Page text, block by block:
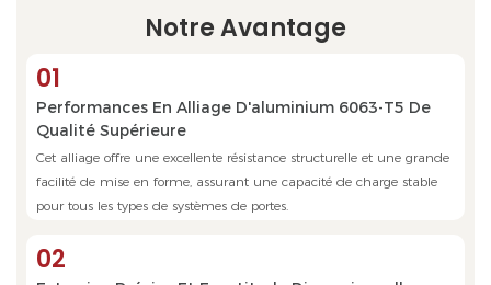
Notre Avantage
01
Performances En Alliage D'aluminium 6063-T5 De
Qualité Supérieure
Cet alliage offre une excellente résistance structurelle et une grande
facilité de mise en forme, assurant une capacité de charge stable
pour tous les types de systèmes de portes.
02